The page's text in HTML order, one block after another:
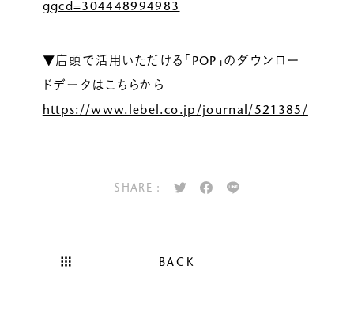
ggcd=304448994983
▼店頭で活用いただける「POP」のダウンロー
ドデータはこちらから
https://www.lebel.co.jp/journal/521385/
SHARE :
BACK